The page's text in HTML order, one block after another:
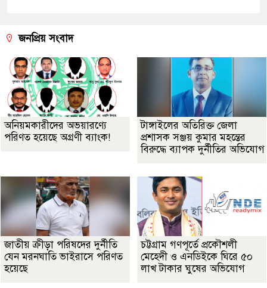
জনপ্রিয় সংবাদ
অনিয়মকারীদের অভয়ারণ্যে
পরিণত হয়েছে অগ্রণী ব্যাংক!
টাঙ্গাইলের অতিরিক্ত জেলা
প্রশাসক সঞ্জয় কুমার মহন্তের
বিরুদ্ধে ব্যাপক দুর্নীতির অভিযোগ
জাতীয় ক্রীড়া পরিষদের দুর্নীতি
যেন মরনঘাতি ভাইরাসে পরিণত
হয়েছে
চট্টগ্রাম গণপূর্তে প্রকৌশলী
মেহেদী ও এনডিইকে ঘিরে ৫০
লাখ টাকার ঘুষের অভিযোগ